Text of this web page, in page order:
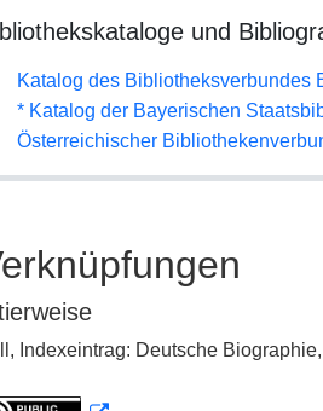
und
Katalog des Bibliotheksverbundes
* Katalog der Bayerischen
Österreichischer
Indexeintrag: Deutsche